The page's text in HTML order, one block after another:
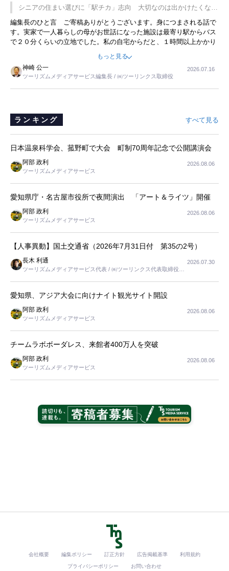
です。永井社長は、駐車場に都内ナンバーの高級外車が停まっている
ことに目をつけ、高級商品でも売れると確信したそうです。今回の記
事を懐かしく読みました。
シニアの住まい選びに「駅チカ」志向 大切なのは出かけたくなる
暮らし
編集長のひと言 ご寄稿ありがとうございます。身につまされる話で
す。実家で一人暮らしの母がお世話になった施設は最寄り駅からバス
で２０分くらいの立地でした。私の自宅からだと、１時間以上かかり
ました。母の住まいから近いという理由で、その施設を選択したので
すが、私と妹にとっては、半日仕事ででした。シニアの住まい選び
は、当人だけではなく、世話をする家族の足の便も考えない外池ない
と思いました。
もっと見る
神崎 公一
ツーリズムメディアサービス編集長 / ㈱ツーリンクス取締役
2026.07.16
ランキング すべて見る
日本温泉科学会、菰野町で大会 町制70周年記念で公開講演会
阿部 政利
ツーリズムメディアサービス
2026.08.06
愛知県庁・名古屋市役所で夜間演出 「アート＆ライツ」開催
阿部 政利
ツーリズムメディアサービス
2026.08.06
【人事異動】国土交通省（2026年7月31日付 第35の2号）
長木 利通
ツーリズムメディアサービス代表 / ㈱ツーリンクス代表取締役社
2026.07.30
愛知県、アジア大会に向けナイト観光サイト開設
阿部 政利
ツーリズムメディアサービス
2026.08.06
チームラボボーダレス、来館者400万人を突破
阿部 政利
ツーリズムメディアサービス
2026.08.06
会社概要 編集ポリシー 訂正方針 広告掲載基準 利用規約
プライバシーポリシー お問い合わせ